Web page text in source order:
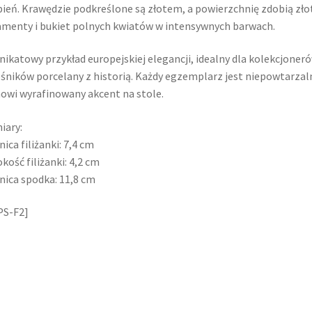
Krawędzie podkreślone są złotem, a powierzchnię zdobią
i bukiet polnych kwiatów w intensywnych barwach.
przykład europejskiej elegancji, idealny dla
porcelany z historią. Każdy egzemplarz jest
wyrafinowany akcent na stole.
filiżanki: 7,4 cm
filiżanki: 4,2 cm
spodka: 11,8 cm
F2]